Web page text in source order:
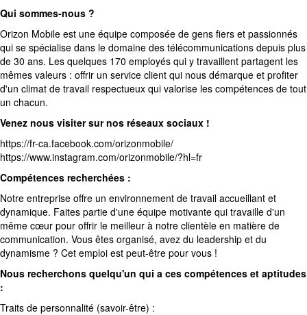
Qui sommes-nous ?
Orizon Mobile est une équipe composée de gens fiers et passionnés
qui se spécialise dans le domaine des télécommunications depuis plus
de 30 ans. Les quelques 170 employés qui y travaillent partagent les
mêmes valeurs : offrir un service client qui nous démarque et profiter
d'un climat de travail respectueux qui valorise les compétences de tout
un chacun.
Venez nous visiter sur nos réseaux sociaux !
https://fr-ca.facebook.com/orizonmobile/
https://www.instagram.com/orizonmobile/?hl=fr
Compétences recherchées :
Notre entreprise offre un environnement de travail accueillant et
dynamique. Faites partie d'une équipe motivante qui travaille d'un
même cœur pour offrir le meilleur à notre clientèle en matière de
communication. Vous êtes organisé, avez du leadership et du
dynamisme ? Cet emploi est peut-être pour vous !
Nous recherchons quelqu'un qui a ces compétences et aptitudes
:
Traits de personnalité (savoir-être) :